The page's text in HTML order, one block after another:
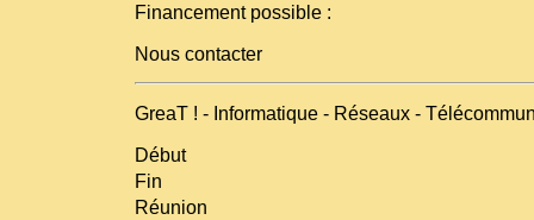
Financement possible :
Nous contacter
GreaT ! - Informatique - Réseaux -
Début
Fin
Réunion